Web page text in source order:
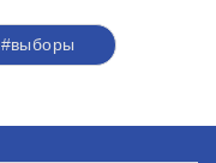
#выборы